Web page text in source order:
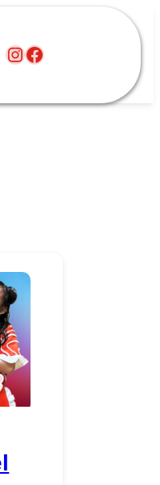
Instagram
Facebook